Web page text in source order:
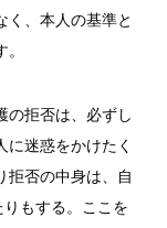
く、本人の基準と
の拒否は、必ずし
に迷惑をかけたく
拒否の中身は、自
もする。ここを